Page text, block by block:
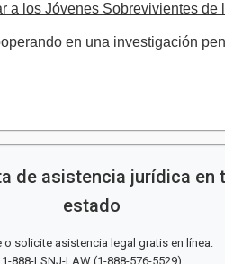
a los Jóvenes Sobrevivientes de
en una investigación
de asistencia jurídica en
estado
o solicite asistencia legal gratis en línea:
1-888-LSNJ-LAW (1-888-576-5529)